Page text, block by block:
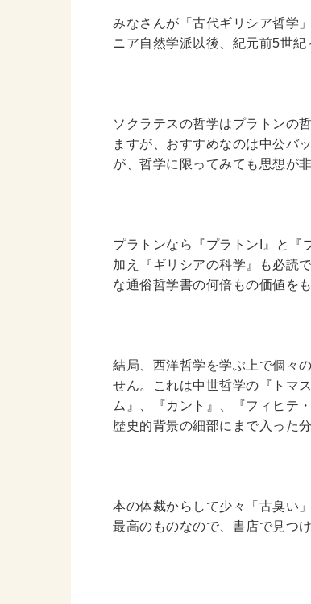
みなさんが「古代ギリシア哲学
ニア自然学派以後、紀元前5世紀
ソクラテスの哲学はプラトンの
ますが、おすすめなのは中公バ
が、哲学に限ってみても思想が
プラトンなら『プラトン 』と『
加え『ギリシアの科学』も必読
な通俗哲学書の何倍もの価値を
結局、西洋哲学を学ぶ上で個々
せん。これは中世哲学の『トマ
ム』、『カント』、『フィヒテ
歴史的背景の細部にまで入った
本の体裁からして少々「古臭い
最高のものなので、書店で見つ